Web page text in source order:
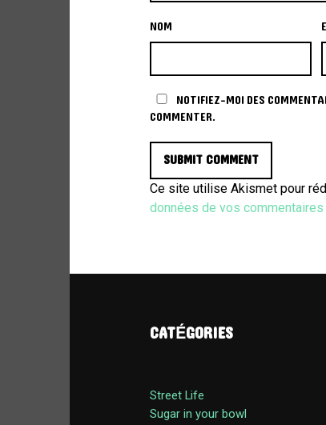
NOM
NOTIFIEZ-MOI DES
COMMENTER.
Ce site utilise Akismet pour
données de vos
CATÉGORIES
Street Life
Sugar in your bowl